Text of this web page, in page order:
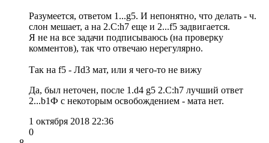
Разумеется, ответом 1...g5. И непонятно, что делать - ч.
слон мешает, а на 2.С:h7 еще и 2...f5 задвигается.
Я не на все задачи подписываюсь (на проверку
комментов), так что отвечаю нерегулярно.
Так на f5 - Лd3 мат, или я чего-то не вижу
Да, был неточен, после 1.d4 g5 2.C:h7 лучший ответ
2...b1Ф c некоторым освобождением - мата нет.
1 октября 2018 22:36
0